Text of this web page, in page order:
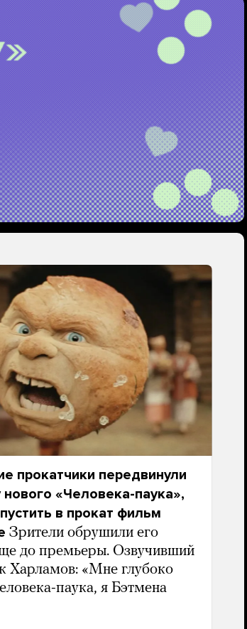
прокатчики передвинули
«Человека-паука»,
в прокат фильм
Зрители обрушили его
до премьеры. Озвучивший
Харламов: «Мне глубоко
паука, я Бэтмена